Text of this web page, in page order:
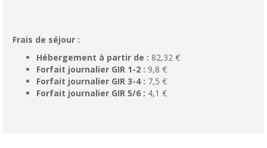
Frais de séjour :
Hébergement à partir de : 82,32 €
Forfait journalier GIR 1-2 : 9,8 €
Forfait journalier GIR 3-4 : 7,5 €
Forfait journalier GIR 5/6 : 4,1 €